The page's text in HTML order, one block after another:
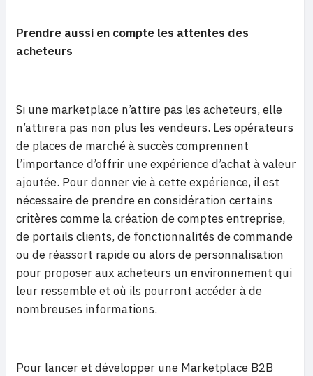
Prendre aussi en compte les attentes des
acheteurs
Si une marketplace n’attire pas les acheteurs, elle
n’attirera pas non plus les vendeurs. Les opérateurs
de places de marché à succès comprennent
l’importance d’offrir une expérience d’achat à valeur
ajoutée. Pour donner vie à cette expérience, il est
nécessaire de prendre en considération certains
critères comme la création de comptes entreprise,
de portails clients, de fonctionnalités de commande
ou de réassort rapide ou alors de personnalisation
pour proposer aux acheteurs un environnement qui
leur ressemble et où ils pourront accéder à de
nombreuses informations.
Pour lancer et développer une Marketplace B2B